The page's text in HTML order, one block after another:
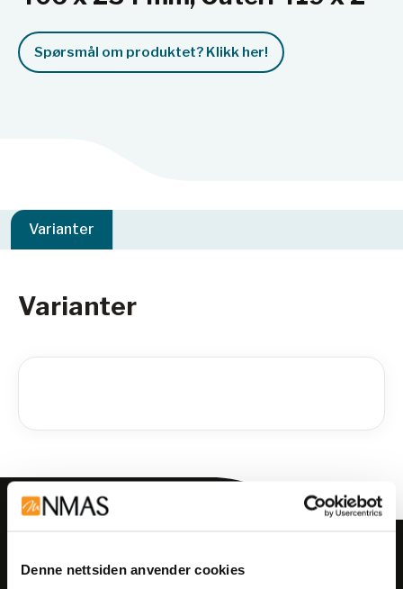
Denne nettsiden anvender cookies
Spørsmål om produktet? Klikk her!
Varianter
Varianter
Meld deg på vårt nyhetsbrev!